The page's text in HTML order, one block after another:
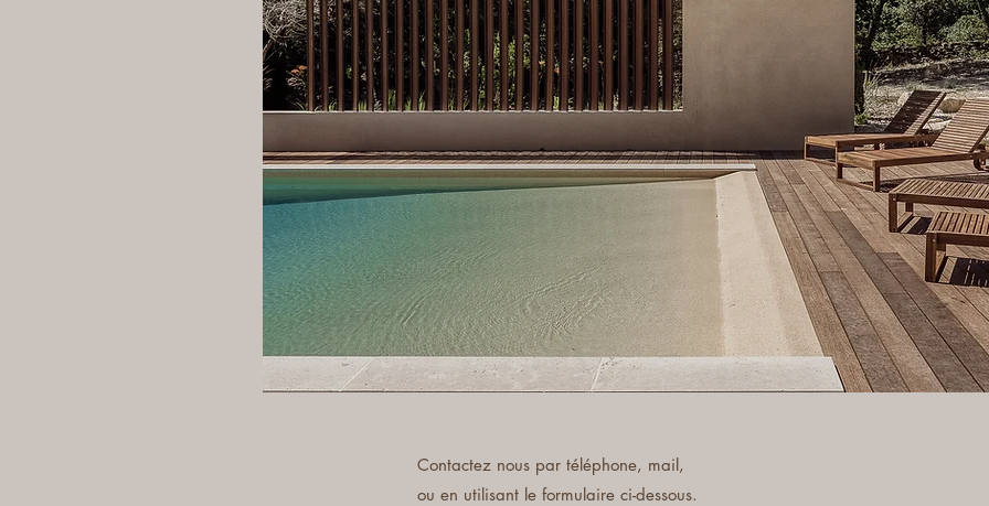
Contactez nous par téléphone, mail,
ou en utilisant le formulaire ci-dessous.